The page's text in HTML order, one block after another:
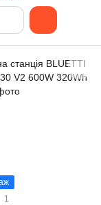
1